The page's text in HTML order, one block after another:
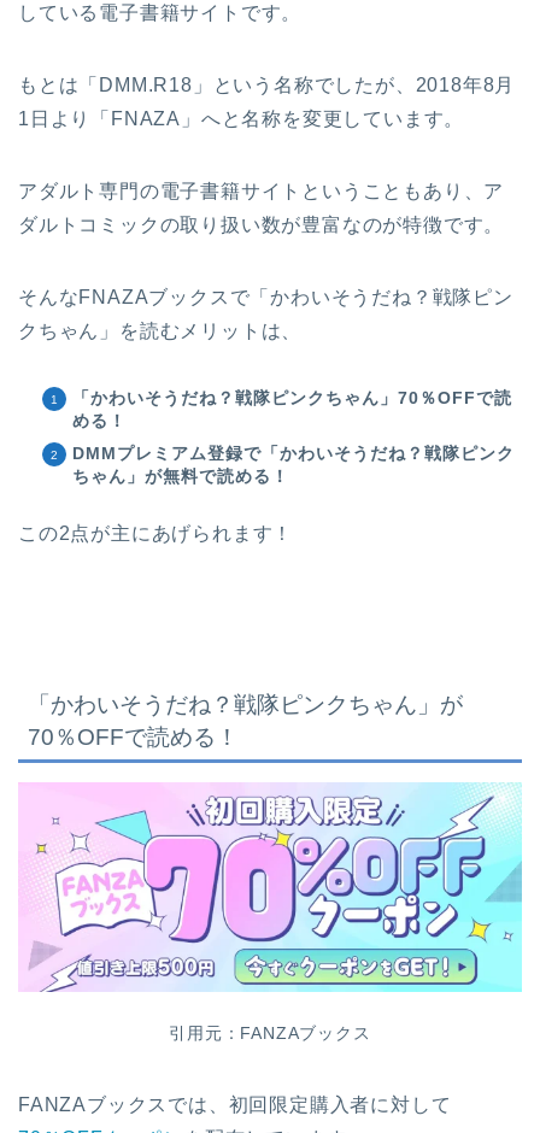
している電子書籍サイトです。
もとは「DMM.R18」という名称でしたが、2018年8月
1日より「FNAZA」へと名称を変更しています。
アダルト専門の電子書籍サイトということもあり、ア
ダルトコミックの取り扱い数が豊富なのが特徴です。
そんなFNAZAブックスで「かわいそうだね？戦隊ピン
クちゃん」を読むメリットは、
「かわいそうだね？戦隊ピンクちゃん」70％OFFで読
める！
DMMプレミアム登録で「かわいそうだね？戦隊ピンク
ちゃん」が無料で読める！
この2点が主にあげられます！
「かわいそうだね？戦隊ピンクちゃん 」が
70％OFFで読める！
引用元：FANZAブックス
FANZAブックスでは、初回限定購入者に対して